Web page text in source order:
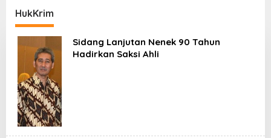
HukKrim
Sidang Lanjutan Nenek 90 Tahun
Hadirkan Saksi Ahli